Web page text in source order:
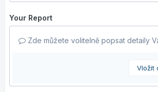
Your Report
Zde můžete volitelně popsat detaily
Vložit